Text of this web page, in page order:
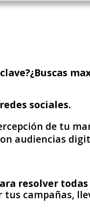
sociales.
de tu
audiencias
resolver
campañas,